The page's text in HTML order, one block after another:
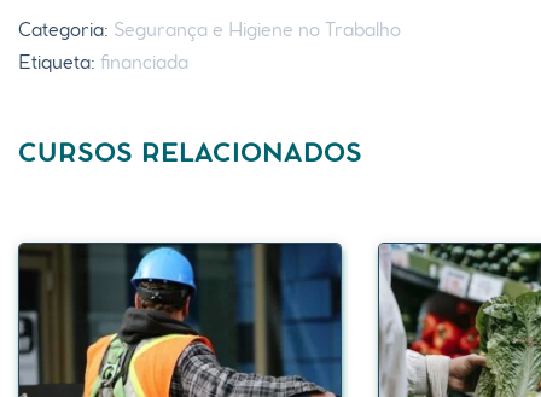
Categoria: Segurança e Higiene no Trabalho
Etiqueta: financiada
CURSOS RELACIONADOS